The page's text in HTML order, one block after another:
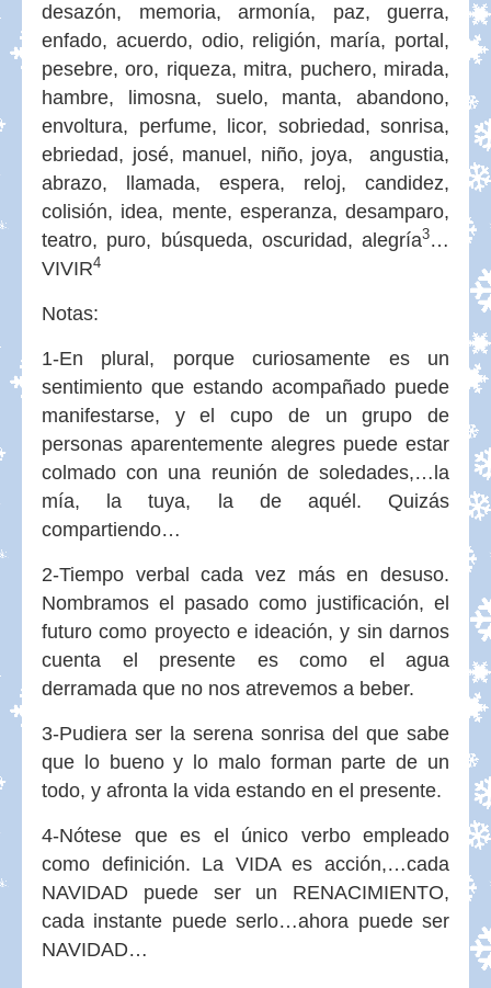
desazón, memoria, armonía, paz, guerra,
enfado, acuerdo, odio, religión, maría, portal,
pesebre, oro, riqueza, mitra, puchero, mirada,
hambre, limosna, suelo, manta, abandono,
envoltura, perfume, licor, sobriedad, sonrisa,
ebriedad, josé, manuel, niño, joya, angustia,
abrazo, llamada, espera, reloj, candidez,
colisión, idea, mente, esperanza, desamparo,
teatro, puro, búsqueda, oscuridad, alegría3…
VIVIR4
Notas:
1-En plural, porque curiosamente es un
sentimiento que estando acompañado puede
manifestarse, y el cupo de un grupo de
personas aparentemente alegres puede estar
colmado con una reunión de soledades,…la
mía, la tuya, la de aquél. Quizás
compartiendo…
2-Tiempo verbal cada vez más en desuso.
Nombramos el pasado como justificación, el
futuro como proyecto e ideación, y sin darnos
cuenta el presente es como el agua
derramada que no nos atrevemos a beber.
3-Pudiera ser la serena sonrisa del que sabe
que lo bueno y lo malo forman parte de un
todo, y afronta la vida estando en el presente.
4-Nótese que es el único verbo empleado
como definición. La VIDA es acción,…cada
NAVIDAD puede ser un RENACIMIENTO,
cada instante puede serlo…ahora puede ser
NAVIDAD…